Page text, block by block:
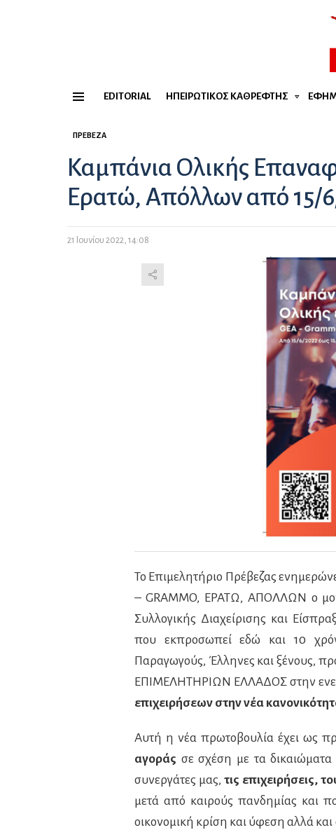
EDITORIAL ΗΠΕΙΡΏΤΙΚΟΣ ΚΑΘΡΈΦΤΗΣ
ΠΡΈΒΕΖΑ
Καμπάνια Ολικής
Ερατώ, Απόλλων από 15/
21 Ιουνίου 2022, 14:08
Το Επιμελητήριο Πρέβεζας
– GRAMMO, ΕΡΑΤΩ, ΑΠΟΛΛΩΝ o
Συλλογικής Διαχείρισης και
που εκπροσωπεί εδώ και 10
Παραγωγούς, Έλληνες και ξένους,
ΕΠΙΜΕΛΗΤΗΡΙΩΝ ΕΛΛΑΔΟΣ στην
επιχειρήσεων στην νέα
Αυτή η νέα πρωτοβουλία έχει ως
αγοράς σε σχέση με τα
συνεργάτες μας, τις επιχειρήσεις,
μετά από καιρούς πανδημίας και
οικονομική κρίση και ύφεση αλλά